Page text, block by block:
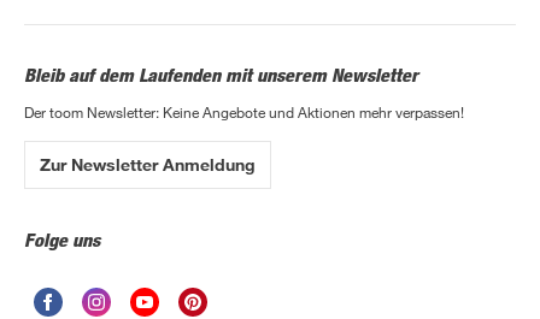
Bleib auf dem Laufenden mit unserem Newsletter
Der toom Newsletter: Keine Angebote und Aktionen mehr verpassen!
Zur Newsletter Anmeldung
Folge uns